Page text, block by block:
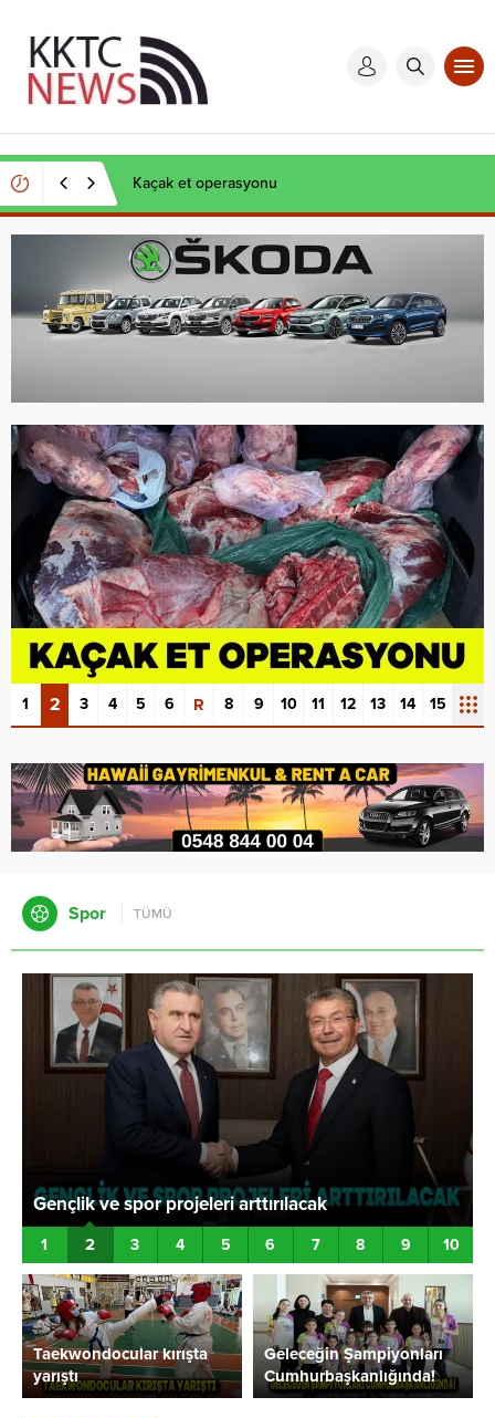
Kaçak et operasyonu
1 2 3 4 5 6 R 8 9 10 11 12 13 14 15
Spor TÜMÜ
Gençlik ve spor projeleri arttırılacak
1 2 3 4 5 6 7 8 9 10
Taekwondocular kırışta
yarıştı
Geleceğin Şampiyonları
Cumhurbaşkanlığında!